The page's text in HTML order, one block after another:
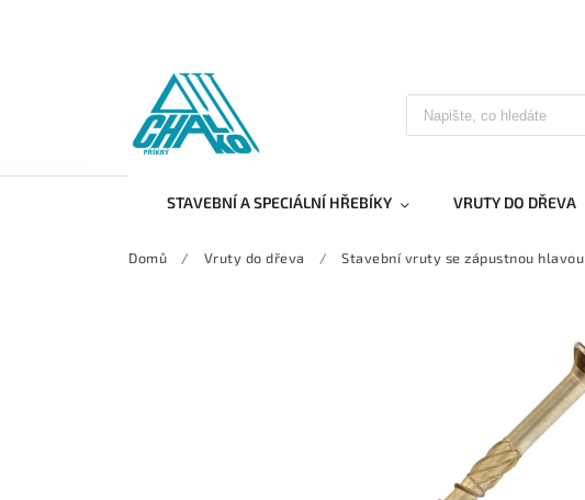
STAVEBNÍ A SPECIÁLNÍ HŘEBÍKY VRUTY DO DŘEVA
Domů / Vruty do dřeva / Stavební vruty se zápustnou hlavou